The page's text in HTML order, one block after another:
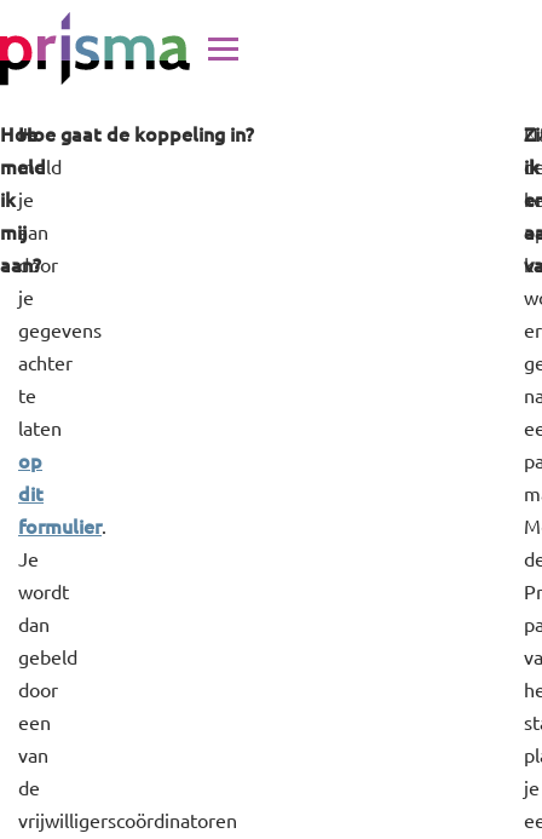
Hoe
meld
ik
mij
aan?
Je
meld
je
aan
door
je
gegevens
achter
te
laten
op
dit
formulier.
Je
wordt
dan
gebeld
door
een
van
de
vrijwilligerscoördinatoren
Hoe gaat de koppeling in?
er
je
ik